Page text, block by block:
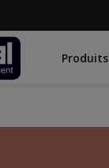
Produits